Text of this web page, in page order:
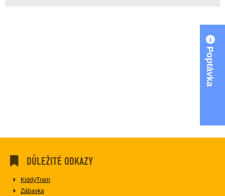
DŮLEŽITÉ ODKAZY
KiddyTrain
Zábavka
Poptávka